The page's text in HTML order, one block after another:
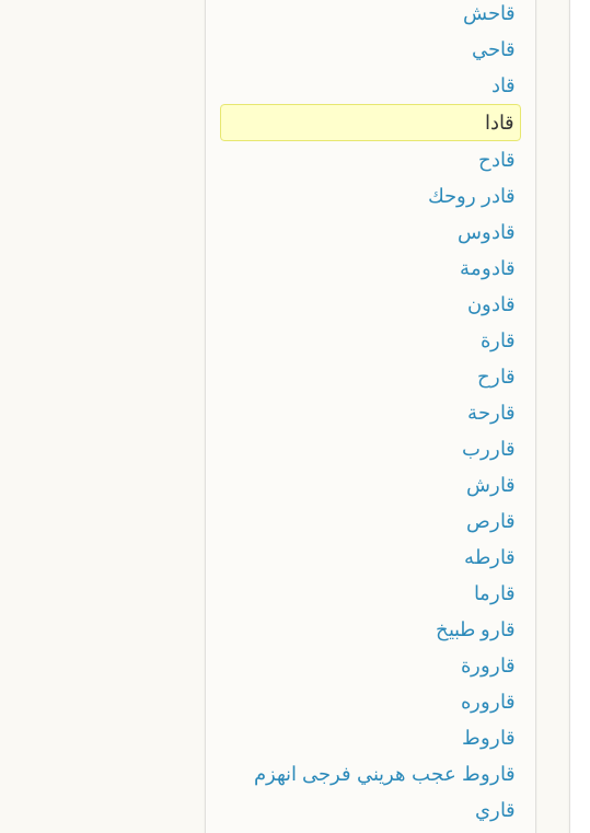
قاحش
قاحي
قاد
قادا
قادح
قادر روحك
قادوس
قادومة
قادون
قارة
قارح
قارحة
قاررب
قارش
قارص
قارطه
قارما
قارو طبيخ
قارورة
قاروره
قاروط
قاروط عجب هريني فرجى انهزم
قاري